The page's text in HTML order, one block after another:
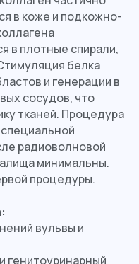
в коже и подкожно-
в плотные спирали,
белка
и генерации в
сосудов, что
тканей. Процедура
радиоволновой
минимальны.
процедуры.
вульвы и
генитоуринарный